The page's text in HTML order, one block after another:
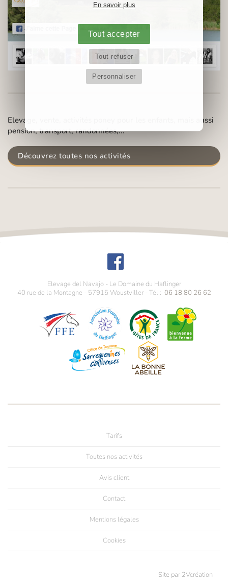
En savoir plus
Tout accepter
Tout refuser
Personnaliser
Elevage, vente, activités poney pour les enfants, mais aussi
pension, transport, randonnées,...
Découvrez toutes nos activités
Elevage del Navajo - Le Domaine du Haflinger
40 rue de la Montagne - 57915 Woustviller - Tél : 06 18 80 26 62
Tarifs
Toutes nos activités
Avis client
Contact
Mentions légales
Cookies
Site par 2Vcréation